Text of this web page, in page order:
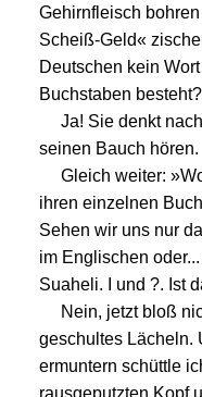
Gehirnfleisch
Scheiß-Geld«
Deutschen kein
Buchstaben
Ja! Sie denkt
seinen Bauch hören.
Gleich weiter:
ihren einzelnen
Sehen wir uns nur
im Englischen
Suaheli. I und ?. Ist
Nein, jetzt bloß
geschultes Lächeln.
ermuntern schüttle
rausgeputzten Kopf